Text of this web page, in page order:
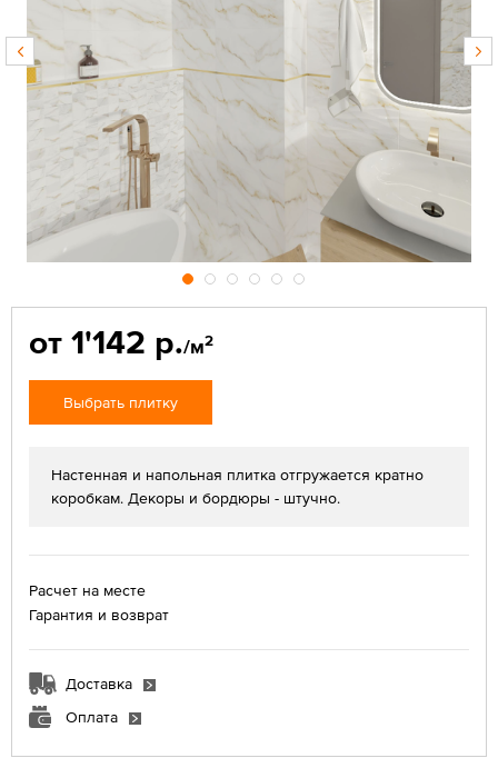
от 1'142 р./м2
Выбрать плитку
Настенная и напольная плитка отгружается кратно
коробкам. Декоры и бордюры - штучно.
Расчет на месте
Гарантия и возврат
Доставка
Оплата